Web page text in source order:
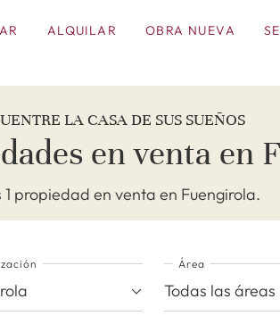
ALQUILAR OBRA NUEVA
LA CASA DE SUS SUEÑOS
en venta en
propiedad en venta en Fuengirola.
Área
Todas las áreas